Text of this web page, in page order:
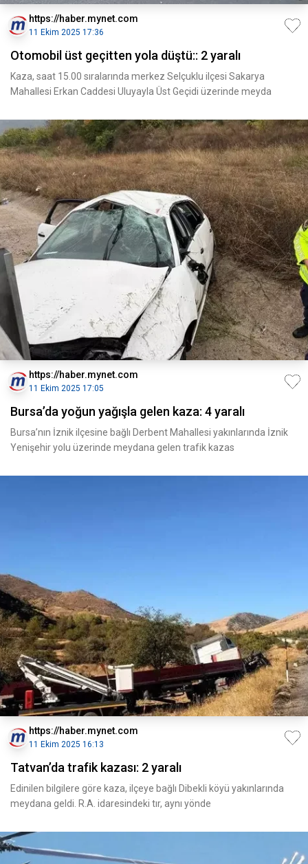
https://haber.mynet.com
11 Ekim 2025 17:36
Otomobil üst geçitten yola düştü:: 2 yaralı
Kaza, saat 15.00 sıralarında merkez Selçuklu ilçesi Sakarya
Mahallesi Erkan Caddesi Uluyayla Üst Geçidi üzerinde meyda
https://haber.mynet.com
11 Ekim 2025 17:05
Bursa’da yoğun yağışla gelen kaza: 4 yaralı
Bursa’nın İznik ilçesine bağlı Derbent Mahallesi yakınlarında İznik
Yenişehir yolu üzerinde meydana gelen trafik kazas
https://haber.mynet.com
11 Ekim 2025 16:13
Tatvan’da trafik kazası: 2 yaralı
Edinilen bilgilere göre kaza, ilçeye bağlı Dibekli köyü yakınlarında
meydana geldi. R.A. idaresindeki tır, aynı yönde